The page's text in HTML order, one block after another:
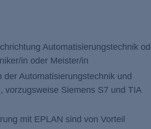
Automatisierungstechnik
in oder Meister/in
Automatisierungstechnik und
vorzugsweise Siemens S7 und TIA
mit EPLAN sind von Vorteil